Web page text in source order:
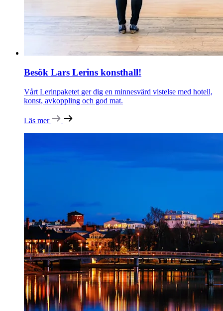
Besök Lars Lerins konsthall!
Vårt Lerinpaketet ger dig en minnesvärd vistelse med hotell,
konst, avkoppling och god mat.
Läs mer